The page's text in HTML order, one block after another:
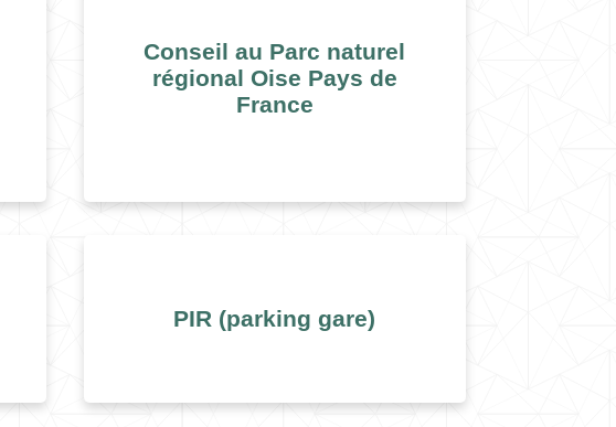
Conseil au Parc naturel
régional Oise Pays de
France
PIR (parking gare)